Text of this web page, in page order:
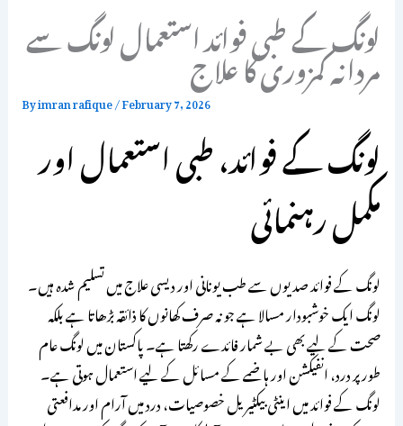
لونگ کے طبی فوائد استعمال لونگ سے
مردانہ کمزوری کا علاج
Byimran rafique/February 7, 2026
لونگ کے فوائد، طبی استعمال اور
مکمل رہنمائی
لونگ کے فوائد صدیوں سے طب یونانی اور دیسی علاج میں تسلیم شدہ ہیں۔
لونگ ایک خوشبودار مسالا ہے جو نہ صرف کھانوں کا ذائقہ بڑھاتا ہے بلکہ
صحت کے لیے بھی بے شمار فائدے رکھتا ہے۔ پاکستان میں لونگ عام
طور پر درد، انفیکشن اور ہاضمے کے مسائل کے لیے استعمال ہوتی ہے۔
لونگ کے فوائد میں اینٹی بیکٹیریل خصوصیات، درد میں آرام اور مدافعتی